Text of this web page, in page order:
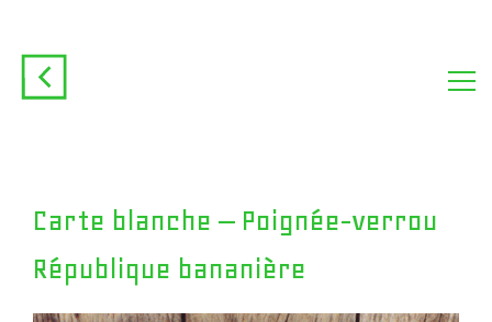
Carte blanche – Poignée-verrou
République bananière